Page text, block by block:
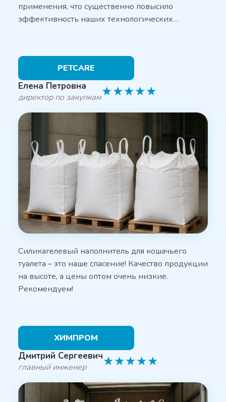
применения, что существенно повысило
эффективность наших технологических…
PETCARE
Елена Петровна
директор по закупкам★★★★★
Силикагелевый наполнитель для кошачьего
туалета – это наше спасение! Качество продукции
на высоте, а цены оптом очень низкие.
Рекомендуем!
ХИМПРОМ
Дмитрий Сергеевич
главный инженер ★★★★★